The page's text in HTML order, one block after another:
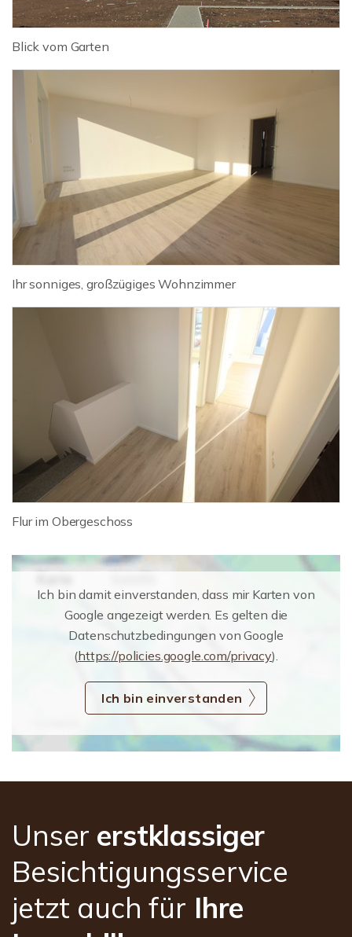
Blick vom Garten
Ihr sonniges, großzügiges Wohnzimmer
Flur im Obergeschoss
Ich bin damit einverstanden, dass mir Karten von
Google angezeigt werden. Es gelten die
Datenschutzbedingungen von Google
(https://policies.google.com/privacy).
Ich bin einverstanden
Unser erstklassiger
Besichtigungsservice
jetzt auch für Ihre